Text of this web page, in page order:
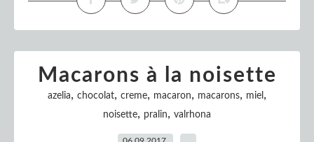
Macarons à la noisette
azelia, chocolat, creme, macaron, macarons, miel ,
noisette, pralin, valrhona